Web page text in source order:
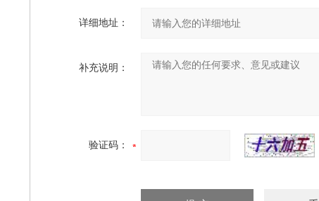
详细地址：
补充说明：
验证码：